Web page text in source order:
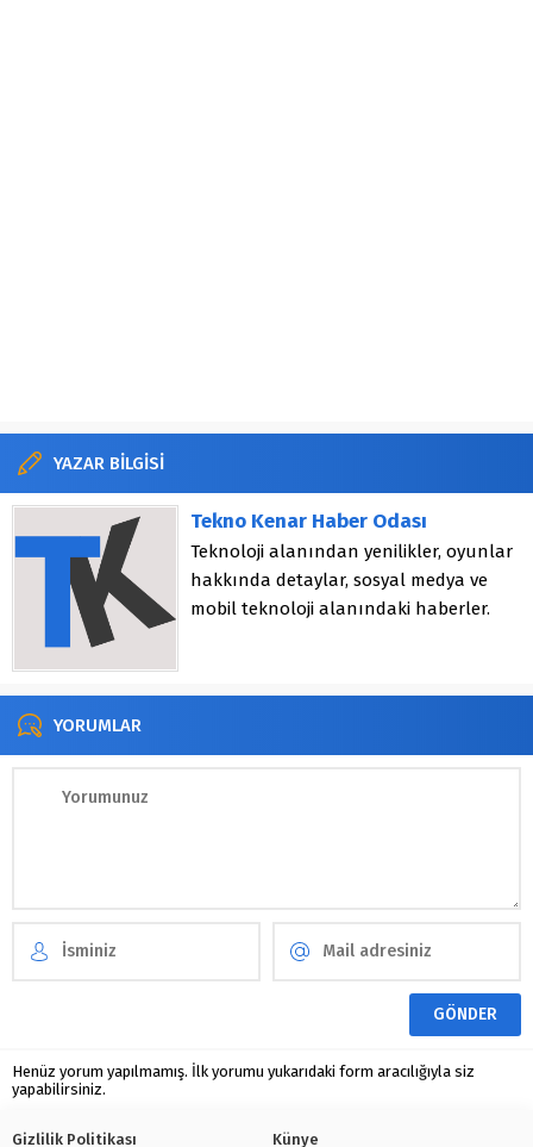
YAZAR BİLGİSİ
Tekno Kenar Haber Odası
Teknoloji alanından yenilikler, oyunlar
hakkında detaylar, sosyal medya ve
mobil teknoloji alanındaki haberler.
YORUMLAR
Henüz yorum yapılmamış. İlk yorumu yukarıdaki form aracılığıyla siz
yapabilirsiniz.
Gizlilik Politikası Künye